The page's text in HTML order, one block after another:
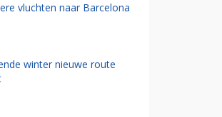
vluchten naar Barcelona
winter nieuwe route